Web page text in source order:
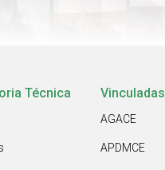
Técnica Vinculadas
AGACE
APDMCE